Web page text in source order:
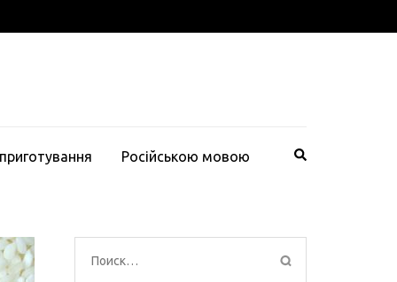
Російською мовою
Найти: